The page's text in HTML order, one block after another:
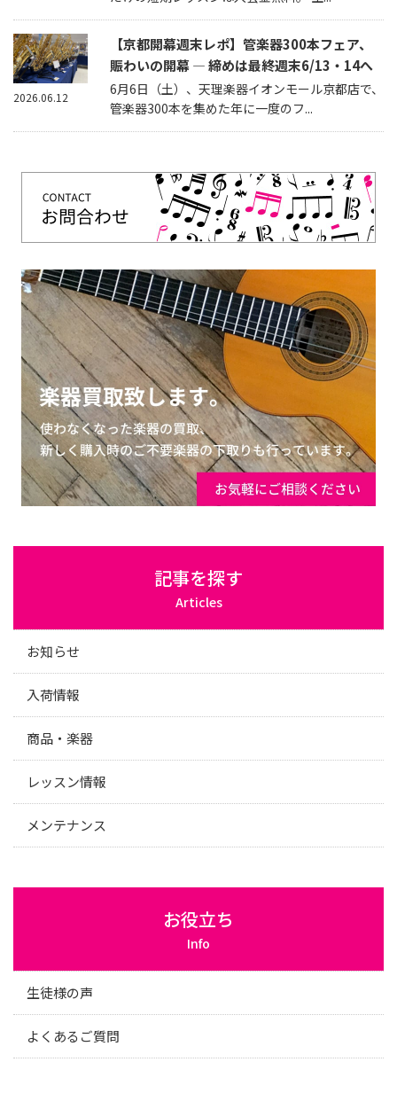
【京都開幕週末レポ】管楽器300本フェア、
賑わいの開幕 — 締めは最終週末6/13・14へ
6月6日（土）、天理楽器イオンモール京都店で、
管楽器300本を集めた年に一度のフ...
2026.06.12
記事を探す
Articles
お知らせ
入荷情報
商品・楽器
レッスン情報
メンテナンス
お役立ち
Info
生徒様の声
よくあるご質問